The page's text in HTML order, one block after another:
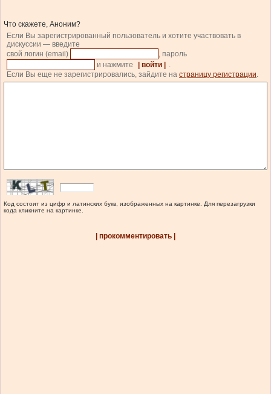
Что скажете, Аноним?
Если Вы зарегистрированный пользователь и хотите участвовать в
дискуссии — введите
свой логин (email)
, пароль
и нажмите
| войти |
.
Если Вы еще не зарегистрировались, зайдите на страницу регистрации.
Код состоит из цифр и латинских букв, изображенных на картинке. Для перезагрузки
кода кликните на картинке.
| прокомментировать |